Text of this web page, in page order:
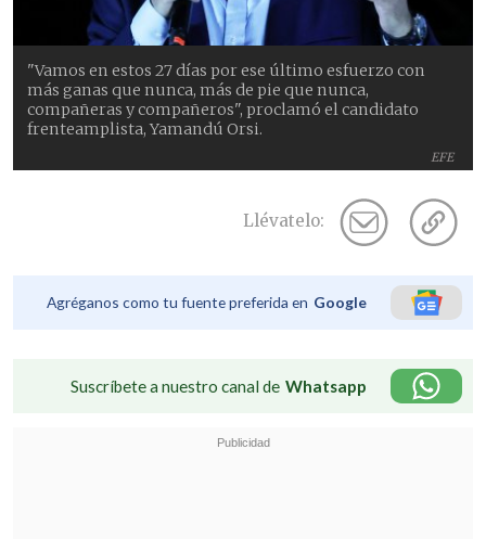
EFE
"Vamos en estos 27 días por ese último esfuerzo con
más ganas que nunca, más de pie que nunca,
compañeras y compañeros", proclamó el candidato
frenteamplista, Yamandú Orsi.
Llévatelo:
Agréganos como tu fuente preferida en Google
Suscríbete a nuestro canal de Whatsapp